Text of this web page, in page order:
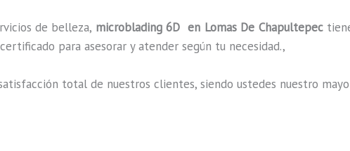
de belleza, microblading6D en Lomas De Chapultepec
para asesorar y atender según tu necesidad.,
total de nuestros clientes, siendo ustedes nuestro